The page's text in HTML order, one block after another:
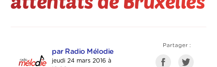
par Radio Mélodie
jeudi 24 mars 2016 à
Partager :